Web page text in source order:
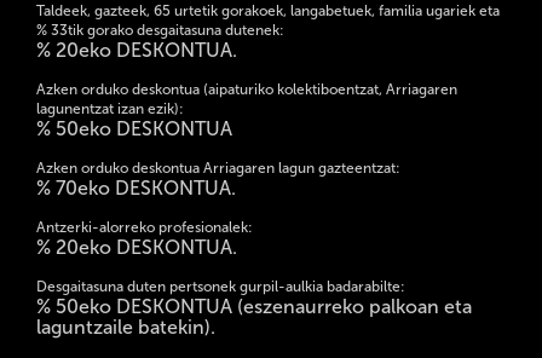
Taldeek, gazteek, 65 urtetik gorakoek, langabetuek, familia ugariek eta
% 33tik gorako desgaitasuna dutenek:
% 20eko DESKONTUA.
Azken orduko deskontua (aipaturiko kolektiboentzat, Arriagaren
lagunentzat izan ezik):
% 50eko DESKONTUA
Azken orduko deskontua Arriagaren lagun gazteentzat:
% 70eko DESKONTUA.
Antzerki-alorreko profesionalek:
% 20eko DESKONTUA.
Desgaitasuna duten pertsonek gurpil-aulkia badarabilte:
% 50eko DESKONTUA (eszenaurreko palkoan eta
laguntzaile batekin).